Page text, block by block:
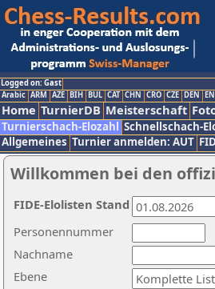
Logged on: Gast
Arabic ARM AZE BIH BUL CAT CHN CRO CZE DEN
Home TurnierDB Meisterschaft
Turnierschach-Elozahl Schnellschach-
Allgemeines Turnier anmelden: AUT
Willkommen bei den
Nachname
Ebene
Personennummer
FIDE-Elolisten Stand